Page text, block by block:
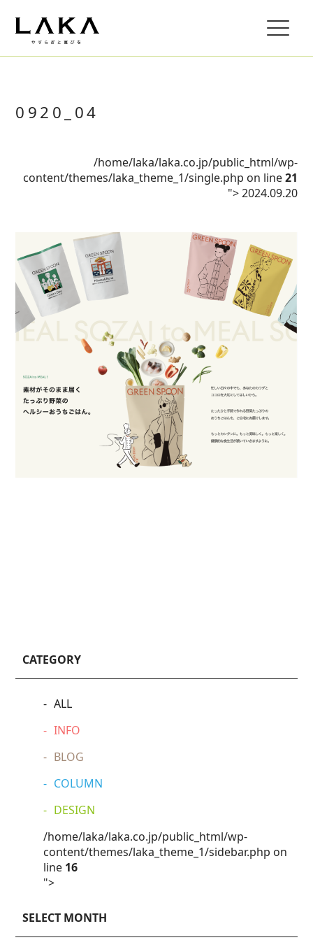
0920_04
/home/laka/laka.co.jp/public_html/wp-
content/themes/laka_theme_1/single.php on line21
">2024.09.20
CATEGORY
ALL
INFO
BLOG
COLUMN
DESIGN
/home/laka/laka.co.jp/public_html/wp-
content/themes/laka_theme_1/sidebar.php on
line 16
">
SELECT MONTH